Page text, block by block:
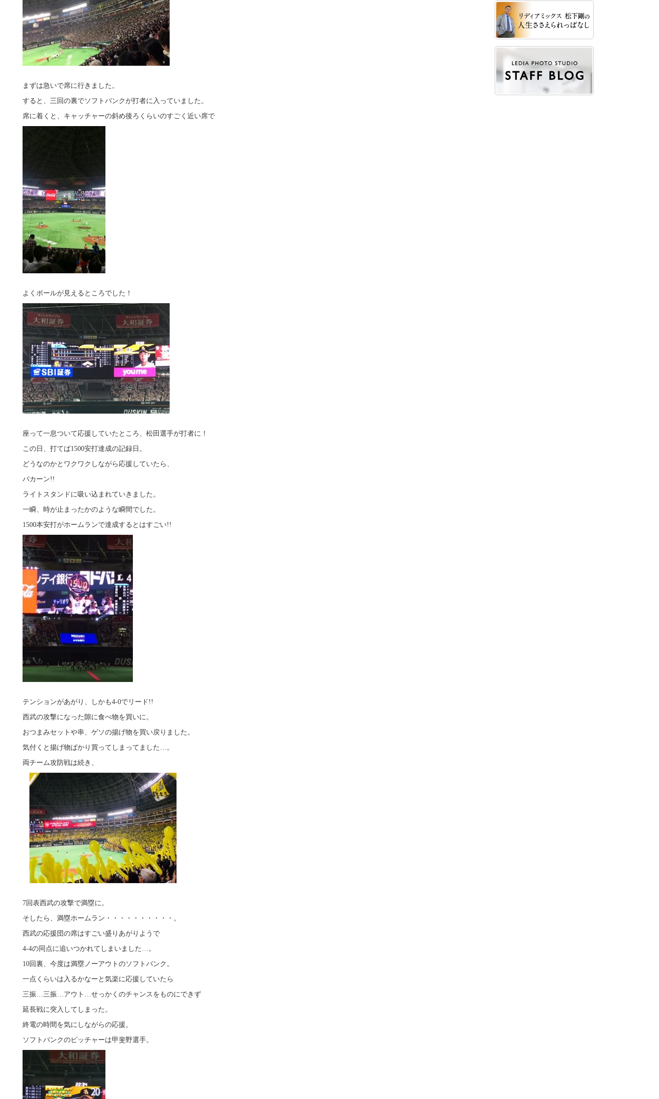
まずは急いで席に行きました。
すると、三回の裏でソフトバンクが打者に入っていました。
席に着くと、キャッチャーの斜め後ろくらいのすごく近い席で
よくボールが見えるところでした！
座って一息ついて応援していたところ、松田選手が打者に！
この日、打てば1500安打達成の記録日。
どうなのかとワクワクしながら応援していたら、
パカーン!!
ライトスタンドに吸い込まれていきました。
一瞬、時が止まったかのような瞬間でした。
1500本安打がホームランで達成するとはすごい!!
テンションがあがり、しかも4-0でリード!!
西武の攻撃になった隙に食べ物を買いに。
おつまみセットや串、ゲソの揚げ物を買い戻りました。
気付くと揚げ物ばかり買ってしまってました…。
両チーム攻防戦は続き、
7回表西武の攻撃で満塁に。
そしたら、満塁ホームラン・・・・・・・・・・。
西武の応援団の席はすごい盛りあがりようで
4-4の同点に追いつかれてしまいました…。
10回裏、今度は満塁ノーアウトのソフトバンク。
一点くらいは入るかなーと気楽に応援していたら
三振…三振…アウト…せっかくのチャンスをものにできず
延長戦に突入してしまった。
終電の時間を気にしながらの応援。
ソフトバンクのピッチャーは甲斐野選手。